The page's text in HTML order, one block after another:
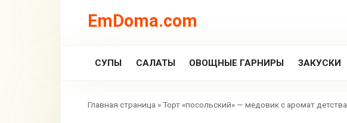
EmDoma.com
СУПЫ САЛАТЫ ОВОЩНЫЕ ГАРНИРЫ ЗАКУСКИ
Главная страница »Торт «посольский» — медовик с аромат детства